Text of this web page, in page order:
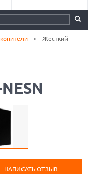
Жесткий
НАПИСАТЬ ОТЗЫВ